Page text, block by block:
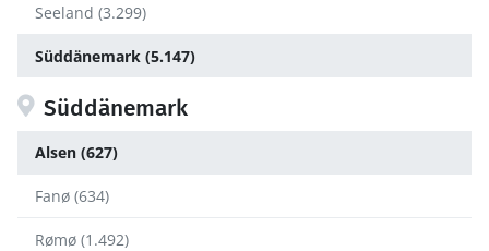
Seeland (3.299)
Süddänemark (5.147)
Süddänemark
Alsen (627)
Fanø (634)
Rømø (1.492)